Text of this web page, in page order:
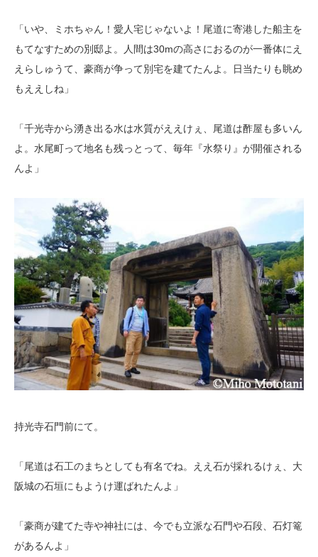
「いや、ミホちゃん！愛人宅じゃないよ！尾道に寄港した船主を
もてなすための別邸よ。人間は30mの高さにおるのが一番体にえ
えらしゅうて、豪商が争って別宅を建てたんよ。日当たりも眺め
もええしね」
「千光寺から湧き出る水は水質がええけぇ、尾道は酢屋も多いん
よ。水尾町って地名も残っとって、毎年『水祭り』が開催される
んよ」
持光寺石門前にて。
「尾道は石工のまちとしても有名でね。ええ石が採れるけぇ、大
阪城の石垣にもようけ運ばれたんよ」
「豪商が建てた寺や神社には、今でも立派な石門や石段、石灯篭
があるんよ」